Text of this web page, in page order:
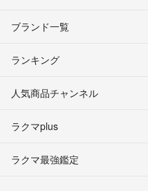
ブランド一覧
ランキング
人気商品チャンネル
ラクマplus
ラクマ最強鑑定